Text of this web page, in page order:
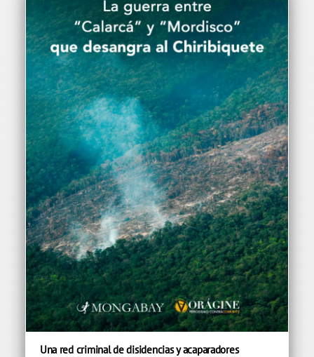
Una red criminal de disidencias y acaparadores